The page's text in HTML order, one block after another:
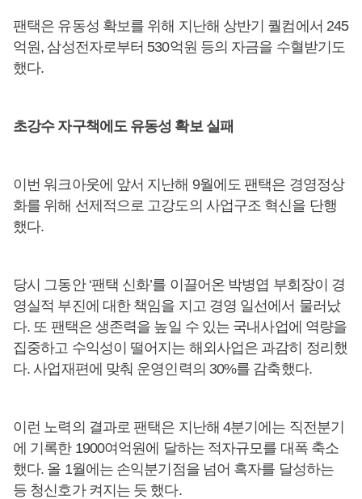
팬택은 유동성 확보를 위해 지난해 상반기 퀄컴에서 245
억원, 삼성전자로부터 530억원 등의 자금을 수혈받기도
했다.
초강수 자구책에도 유동성 확보 실패
이번 워크아웃에 앞서 지난해 9월에도 팬택은 경영정상
화를 위해 선제적으로 고강도의 사업구조 혁신을 단행
했다.
당시 그동안 ‘팬택 신화’를 이끌어온 박병엽 부회장이 경
영실적 부진에 대한 책임을 지고 경영 일선에서 물러났
다. 또 팬택은 생존력을 높일 수 있는 국내사업에 역량을
집중하고 수익성이 떨어지는 해외사업은 과감히 정리했
다. 사업재편에 맞춰 운영인력의 30%를 감축했다.
이런 노력의 결과로 팬택은 지난해 4분기에는 직전분기
에 기록한 1900여억원에 달하는 적자규모를 대폭 축소
했다. 올 1월에는 손익분기점을 넘어 흑자를 달성하는
등 청신호가 켜지는 듯 했다.